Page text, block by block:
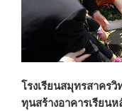
โรงเรียนสมุทรสาคร
ทุนสร้างอาคารเรียน